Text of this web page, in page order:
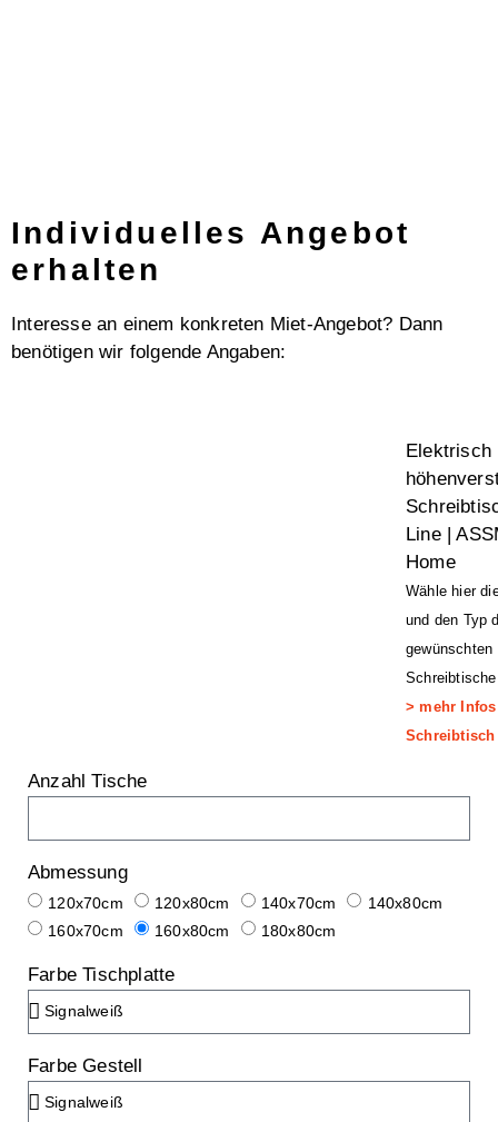
Individuelles Angebot
erhalten
Interesse an einem konkreten Miet-Angebot? Dann
benötigen wir folgende Angaben:
Elektrisch
Line |
Home
Wähle hier
und den Typ
gewünschten
> mehr
Schreibtisch
Anzahl Tische
Abmessung
120x70cm 120x80cm 140x70cm
140x80cm
160x70cm
160x80cm 180x80cm
Farbe Tischplatte
Farbe Gestell